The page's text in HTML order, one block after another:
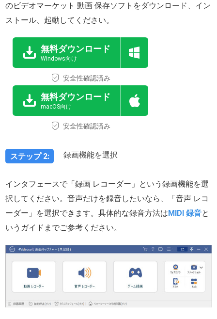
のビデオマーケット 動画 保存ソフトをダウンロード、イン
ストール、起動してください。
無料ダウンロード
Windows向け
安全性確認済み
無料ダウンロード
macOS向け
安全性確認済み
ステップ 2: 録画機能を選択
インタフェースで「録画 レコーダー」という録画機能を選
択してください。音声だけを録音したいなら、「音声 レコ
ーダー」を選択できます。具体的な録音方法はMIDI 録音と
いうガイドまでご参考ください。